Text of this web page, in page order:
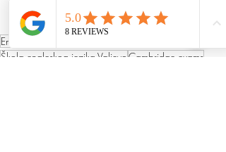
sertifikat!
Engleski Valjevo
Škola engleskog jezika Valjevo Cambridge exams